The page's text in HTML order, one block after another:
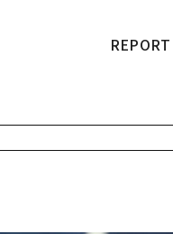
REPORT